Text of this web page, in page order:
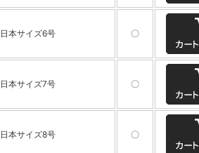
日本サイズ6号 〇
日本サイズ7号 〇
日本サイズ8号 〇